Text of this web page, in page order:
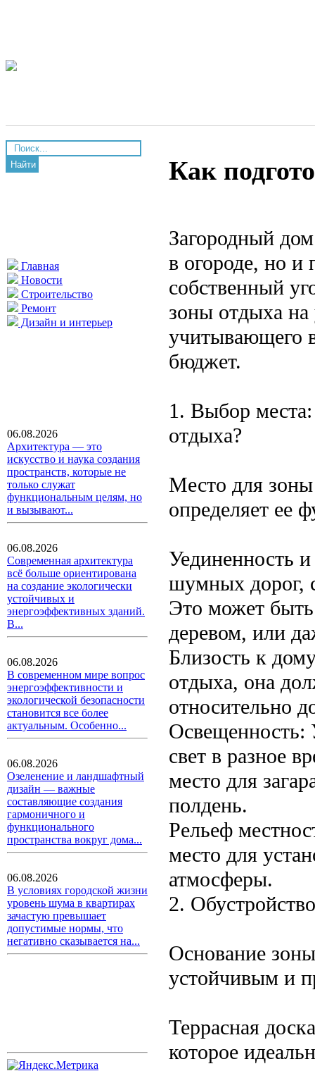
Найти
Главная
Новости
Строительство
Ремонт
Дизайн и интерьер
06.08.2026
Архитектура — это
искусство и наука создания
пространств, которые не
только служат
функциональным целям, но
и вызывают...
06.08.2026
Современная архитектура
всё больше ориентирована
на создание экологически
устойчивых и
энергоэффективных зданий.
В...
06.08.2026
В современном мире вопрос
энергоэффективности и
экологической безопасности
становится все более
актуальным. Особенно...
06.08.2026
Озеленение и ландшафтный
дизайн — важные
составляющие создания
гармоничного и
функционального
пространства вокруг дома...
06.08.2026
В условиях городской жизни
уровень шума в квартирах
зачастую превышает
допустимые нормы, что
негативно сказывается на...
Как
Загородный
в огороде, но и
собственный
зоны отдыха на
учитывающего
бюджет.
1. Выбор места:
отдыха?
Место для
определяет ее
Уединенность
шумных дорог,
Это может
деревом, или
Близость к
отдыха, она
относительно
Освещенность:
свет в разное
место для
полдень.
Рельеф
место для
атмосферы.
2.
Основание
устойчивым и
Террасная
которое